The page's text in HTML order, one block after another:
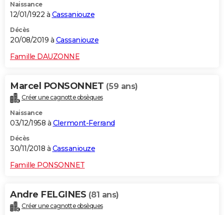
Naissance
12/01/1922 à Cassaniouze
Décès
20/08/2019 à Cassaniouze
Famille DAUZONNE
Marcel PONSONNET (59 ans)
Créer une cagnotte obsèques
Naissance
03/12/1958 à Clermont-Ferrand
Décès
30/11/2018 à Cassaniouze
Famille PONSONNET
Andre FELGINES (81 ans)
Créer une cagnotte obsèques